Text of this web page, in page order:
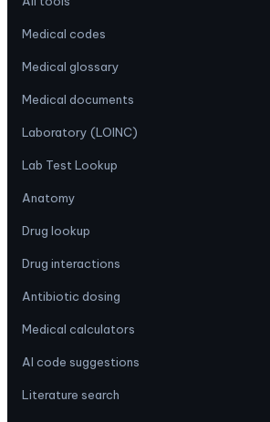
Medical codes
Medical glossary
Medical documents
Laboratory (LOINC)
Lab Test Lookup
Anatomy
Drug lookup
Drug interactions
Antibiotic dosing
Medical calculators
AI code suggestions
Literature search